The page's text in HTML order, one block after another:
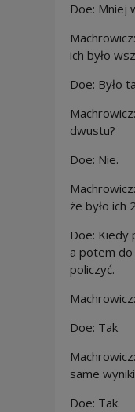
Doe: Mniej
ich było
Doe: Było
dwustu?
Doe: Nie.
że było ich
Doe: Kiedy
a potem
policzyć.
Doe: Tak
same
Doe: Tak.